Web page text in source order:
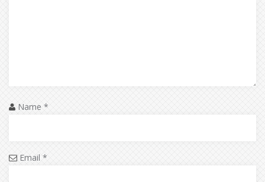
Name *
Email *